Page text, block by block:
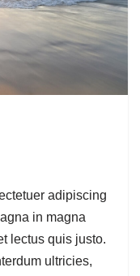
adipiscing
in magna
lectus quis justo.
ultricies,